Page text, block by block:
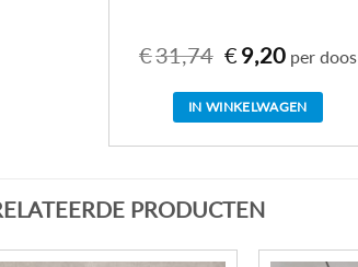
€31,74 Oorspronkelijke
prijs
€31,74.
€ 9,20Huidige
prijs
€9,20.
per doos
IN WINKELWAGEN
PRODUCTEN